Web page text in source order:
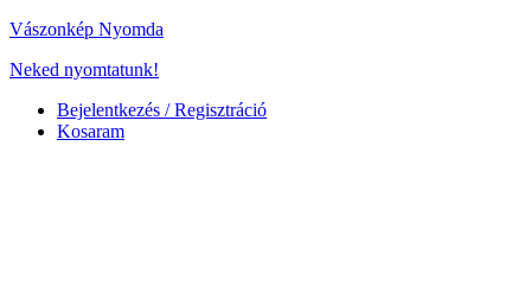
Vászonkép Nyomda
Neked nyomtatunk!
Bejelentkezés / Regisztráció
Kosaram